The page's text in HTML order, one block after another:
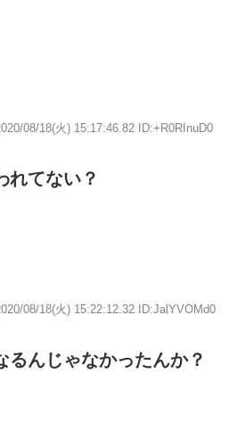
08/18(火) 15:17:46.82 ID:+R0RInuD0
れてない？
08/18(火) 15:22:12.32 ID:JalYVOMd0
るんじゃなかったんか？